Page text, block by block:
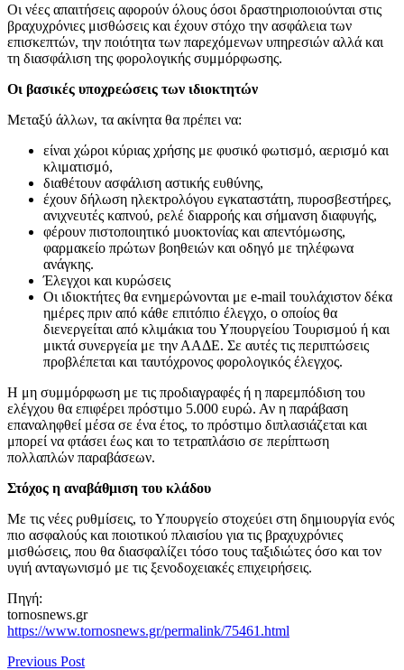
Οι νέες απαιτήσεις αφορούν όλους όσοι δραστηριοποιούνται στις
βραχυχρόνιες μισθώσεις και έχουν στόχο την ασφάλεια των
επισκεπτών, την ποιότητα των παρεχόμενων υπηρεσιών αλλά και
τη διασφάλιση της φορολογικής συμμόρφωσης.
Οι βασικές υποχρεώσεις των ιδιοκτητών
Μεταξύ άλλων, τα ακίνητα θα πρέπει να:
είναι χώροι κύριας χρήσης με φυσικό φωτισμό, αερισμό και
κλιματισμό,
διαθέτουν ασφάλιση αστικής ευθύνης,
έχουν δήλωση ηλεκτρολόγου εγκαταστάτη, πυροσβεστήρες,
ανιχνευτές καπνού, ρελέ διαρροής και σήμανση διαφυγής,
φέρουν πιστοποιητικό μυοκτονίας και απεντόμωσης,
φαρμακείο πρώτων βοηθειών και οδηγό με τηλέφωνα
ανάγκης.
Έλεγχοι και κυρώσεις
Οι ιδιοκτήτες θα ενημερώνονται με e-mail τουλάχιστον δέκα
ημέρες πριν από κάθε επιτόπιο έλεγχο, ο οποίος θα
διενεργείται από κλιμάκια του Υπουργείου Τουρισμού ή και
μικτά συνεργεία με την ΑΑΔΕ. Σε αυτές τις περιπτώσεις
προβλέπεται και ταυτόχρονος φορολογικός έλεγχος.
Η μη συμμόρφωση με τις προδιαγραφές ή η παρεμπόδιση του
ελέγχου θα επιφέρει πρόστιμο 5.000 ευρώ. Αν η παράβαση
επαναληφθεί μέσα σε ένα έτος, το πρόστιμο διπλασιάζεται και
μπορεί να φτάσει έως και το τετραπλάσιο σε περίπτωση
πολλαπλών παραβάσεων.
Στόχος η αναβάθμιση του κλάδου
Με τις νέες ρυθμίσεις, το Υπουργείο στοχεύει στη δημιουργία ενός
πιο ασφαλούς και ποιοτικού πλαισίου για τις βραχυχρόνιες
μισθώσεις, που θα διασφαλίζει τόσο τους ταξιδιώτες όσο και τον
υγιή ανταγωνισμό με τις ξενοδοχειακές επιχειρήσεις.
Πηγή:
tornosnews.gr
https://www.tornosnews.gr/permalink/75461.html
Previous Post